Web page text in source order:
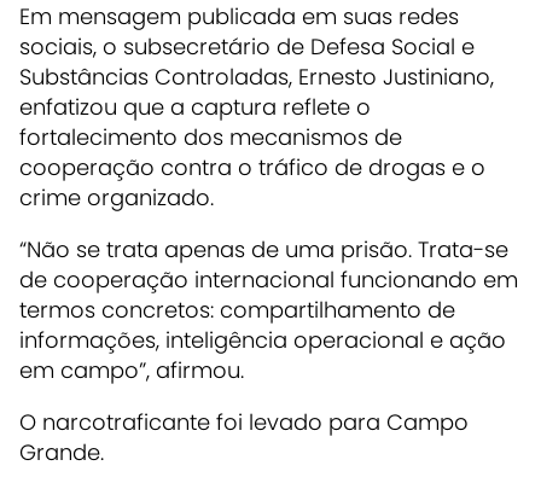
Em mensagem publicada em suas redes
sociais, o subsecretário de Defesa Social e
Substâncias Controladas, Ernesto Justiniano,
enfatizou que a captura reflete o
fortalecimento dos mecanismos de
cooperação contra o tráfico de drogas e o
crime organizado.
“Não se trata apenas de uma prisão. Trata-se
de cooperação internacional funcionando em
termos concretos: compartilhamento de
informações, inteligência operacional e ação
em campo”, afirmou.
O narcotraficante foi levado para Campo
Grande.